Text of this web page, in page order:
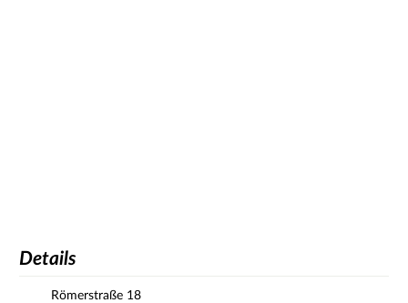
Details
Römerstraße 18